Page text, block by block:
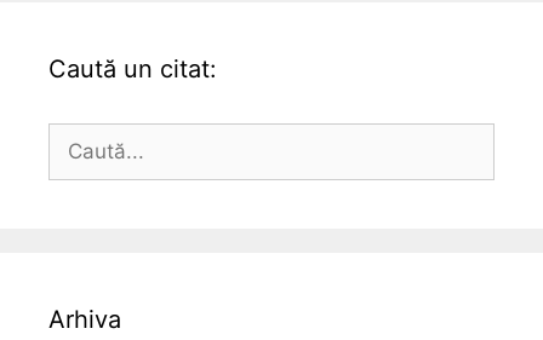
Caută un citat:
Caută
Arhiva